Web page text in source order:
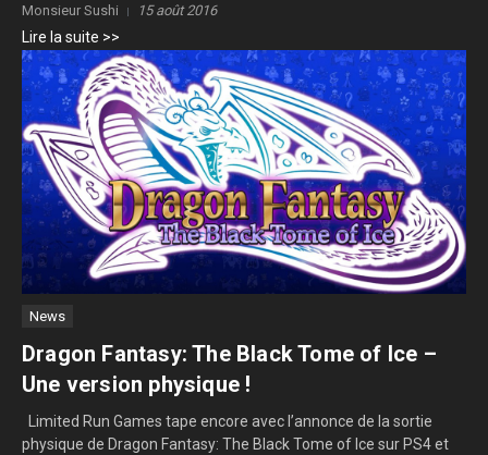
Monsieur Sushi 15 août 2016
Lire la suite >>
News
Dragon Fantasy: The Black Tome of Ice –
Une version physique !
Limited Run Games tape encore avec l’annonce de la sortie
physique de Dragon Fantasy: The Black Tome of Ice sur PS4 et